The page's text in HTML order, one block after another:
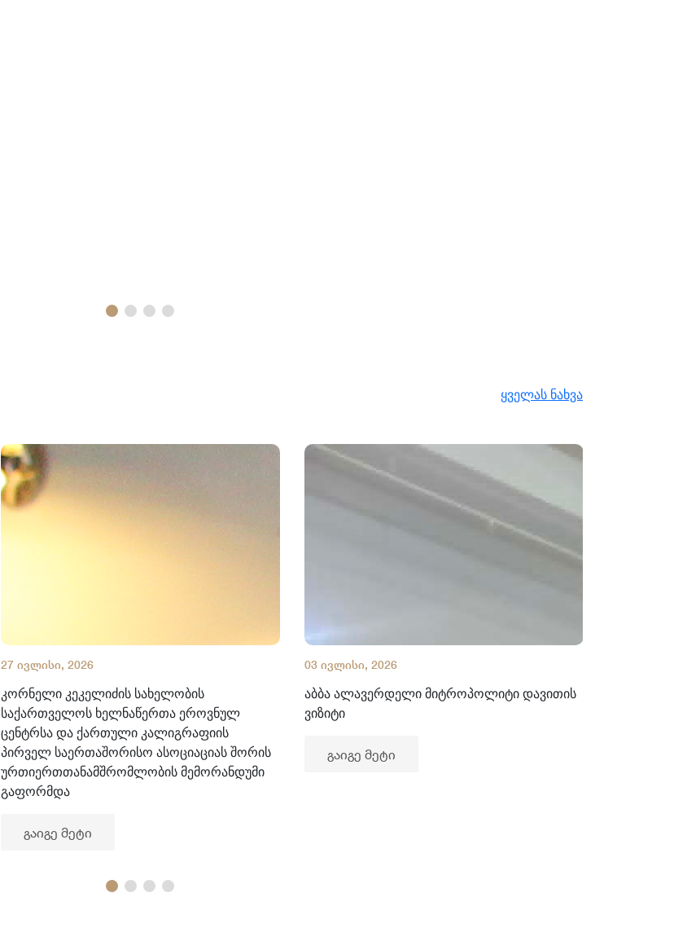
ყველას ნახვა
27 ივლისი, 2026
კორნელი კეკელიძის სახელობის
საქართველოს ხელნაწერთა ეროვნულ
ცენტრსა და ქართული კალიგრაფიის
პირველ საერთაშორისო ასოციაციას შორის
ურთიერთთანამშრომლობის მემორანდუმი
გაფორმდა
გაიგე მეტი
03 ივლისი, 2026
აბბა ალავერდელი მიტროპოლიტი დავითის
ვიზიტი
გაიგე მეტი